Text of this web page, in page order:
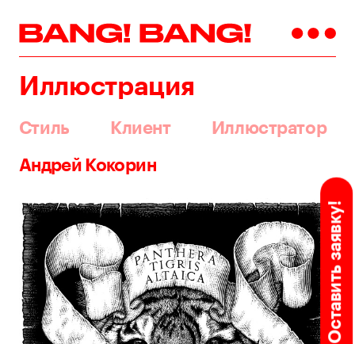
Иллюстрация
Стиль Клиент Иллюстратор
Оставить заявку!
Андрей Кокорин